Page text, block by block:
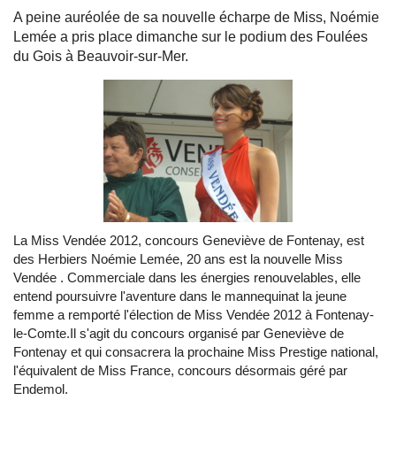
A peine auréolée de sa nouvelle écharpe de Miss, Noémie
Lemée a pris place dimanche sur le podium des Foulées
du Gois à Beauvoir-sur-Mer.
La Miss Vendée 2012, concours Geneviève de Fontenay, est
des Herbiers Noémie Lemée, 20 ans est la nouvelle Miss
Vendée . Commerciale dans les énergies renouvelables, elle
entend poursuivre l'aventure dans le mannequinat la jeune
femme a remporté l'élection de Miss Vendée 2012 à Fontenay-
le-Comte.Il s'agit du concours organisé par Geneviève de
Fontenay et qui consacrera la prochaine Miss Prestige national,
l'équivalent de Miss France, concours désormais géré par
Endemol.